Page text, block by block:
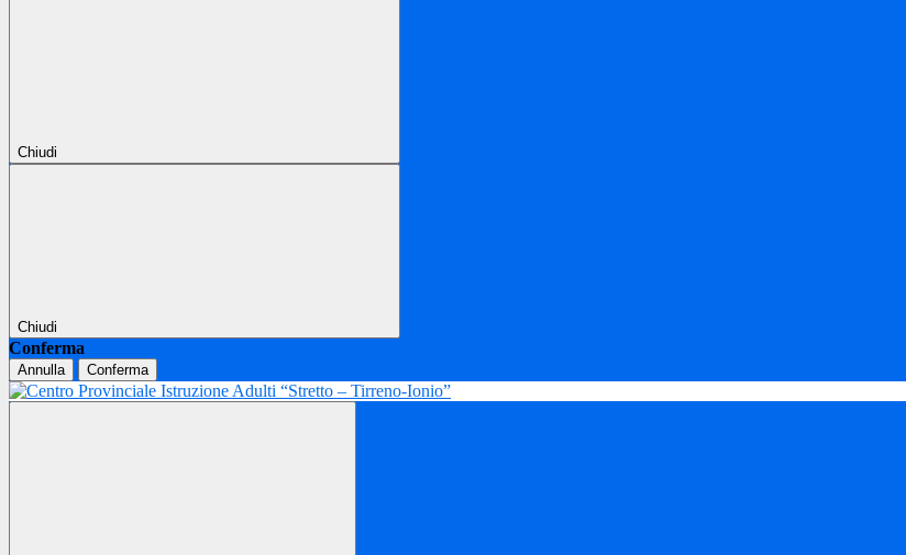
Chiudi
Chiudi
Conferma
Annulla Conferma